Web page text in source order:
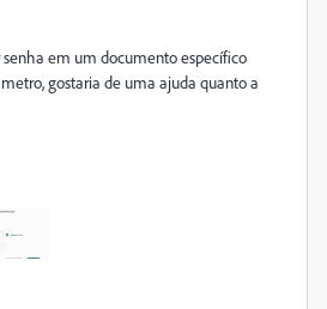
senha em um documentoespecífico
gostaria de uma ajuda quanto a